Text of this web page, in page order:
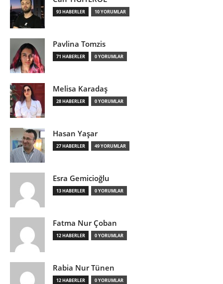
93 HABERLER 10 YORUMLAR
Pavlina Tomzis
71 HABERLER 0 YORUMLAR
Melisa Karadaş
28 HABERLER 0 YORUMLAR
Hasan Yaşar
27 HABERLER 49 YORUMLAR
Esra Gemicioğlu
13 HABERLER 0 YORUMLAR
Fatma Nur Çoban
12 HABERLER 0 YORUMLAR
Rabia Nur Tünen
12 HABERLER 0 YORUMLAR